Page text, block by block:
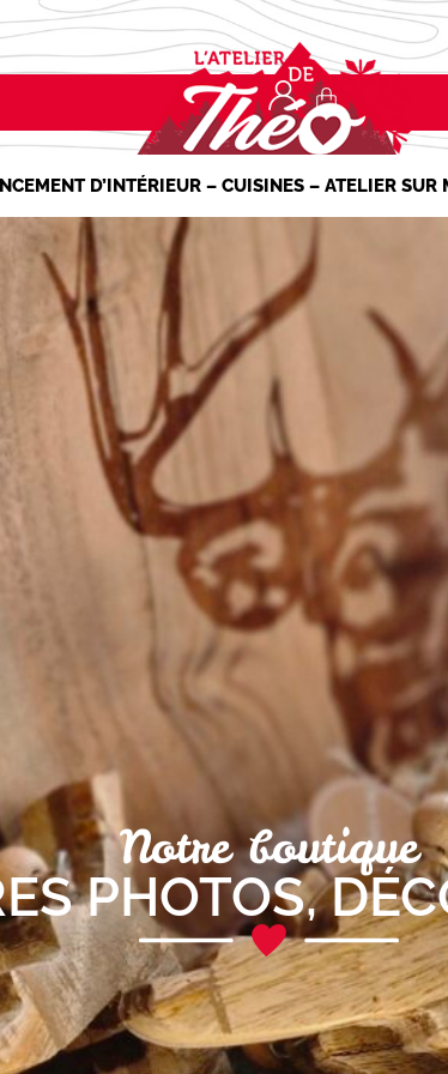
D’INTÉRIEUR – CUISINES – ATELIER SUR
Notre boutique
PHOTOS,